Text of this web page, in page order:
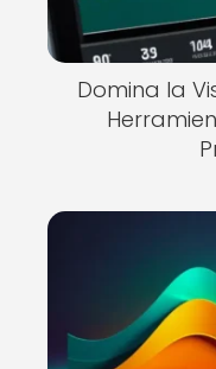
Domina la